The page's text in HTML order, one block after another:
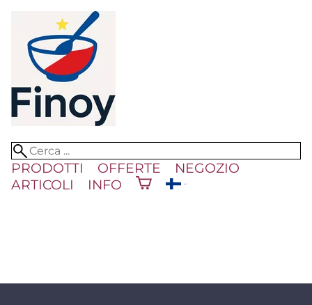
PRODOTTI OFFERTE
NEGOZIO
ARTICOLI
INFO